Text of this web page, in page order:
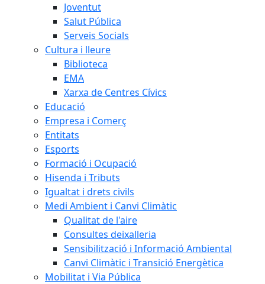
Joventut
Salut Pública
Serveis Socials
Cultura i lleure
Biblioteca
EMA
Xarxa de Centres Cívics
Educació
Empresa i Comerç
Entitats
Esports
Formació i Ocupació
Hisenda i Tributs
Igualtat i drets civils
Medi Ambient i Canvi Climàtic
Qualitat de l'aire
Consultes deixalleria
Sensibilització i Informació Ambiental
Canvi Climàtic i Transició Energètica
Mobilitat i Via Pública